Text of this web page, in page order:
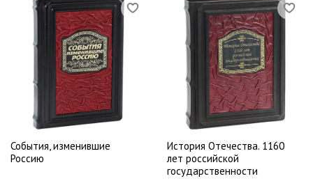
События, изменившие
Россию
История Отечества. 1160
лет российской
государственности